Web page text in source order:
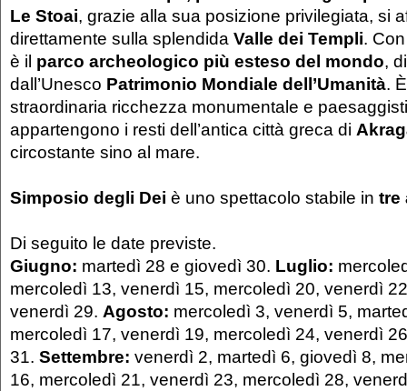
Le Stoai, grazie alla sua posizione privilegiata, si
direttamente sulla splendida Valle dei Templi.
è il parco archeologico più esteso del mondo,
dall’Unesco Patrimonio Mondiale dell’Umanità.
straordinaria ricchezza monumentale e
appartengono i resti dell’antica città greca di
circostante sino al mare.
Simposio degli Dei è uno spettacolo stabile in tre
Di seguito le date previste.
Giugno: martedì 28 e giovedì 30. Luglio:
mercoledì 13, venerdì 15, mercoledì 20, venerdì
venerdì 29. Agosto: mercoledì 3, venerdì 5,
mercoledì 17, venerdì 19, mercoledì 24, venerdì
31. Settembre: venerdì 2, martedì 6, giovedì 8,
16, mercoledì 21, venerdì 23, mercoledì 28,